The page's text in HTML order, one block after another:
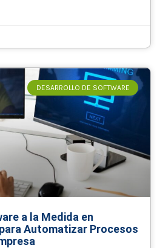
DESARROLLO DE SOFTWARE
a la Medida en
Automatizar Procesos